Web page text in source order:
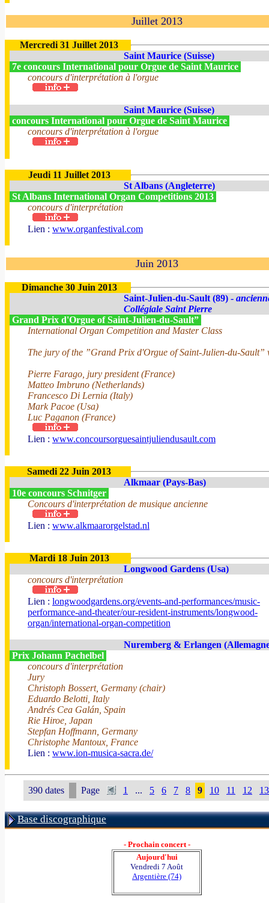
Juillet 2013
Mercredi 31 Juillet 2013
Saint Maurice (Suisse)
7e concours International pour Orgue de Saint Maurice
concours d'interprétation à l'orgue
Saint Maurice (Suisse)
concours International pour Orgue de Saint Maurice
concours d'interprétation à l'orgue
Jeudi 11 Juillet 2013
St Albans (Angleterre)
St Albans International Organ Competitions 2013
concours d'interprétation
Lien : www.organfestival.com
Juin 2013
Dimanche 30 Juin 2013
Saint-Julien-du-Sault (89) -
Collégiale Saint Pierre
Grand Prix d'Orgue of Saint-Julien-du-Sault”
International Organ Competition and Master Class
The jury of the ”Grand Prix d'Orgue of Saint-Julien-du-Sault”
Pierre Farago, jury president (France)
Matteo Imbruno (Netherlands)
Francesco Di Lernia (Italy)
Mark Pacoe (Usa)
Luc Paganon (France)
Lien : www.concoursorguesaintjuliendusault.com
Samedi 22 Juin 2013
Alkmaar (Pays-Bas)
10e concours Schnitger
Concours d'interprétation de musique ancienne
Lien : www.alkmaarorgelstad.nl
Mardi 18 Juin 2013
Longwood Gardens (Usa)
concours d'interprétation
Lien : longwoodgardens.org/events-and-performances/music-
performance-and-theater/our-resident-instruments/longwood-
organ/international-organ-competition
Nuremberg & Erlangen
Prix Johann Pachelbel
concours d'interprétation
Jury
Christoph Bossert, Germany (chair)
Eduardo Belotti, Italy
Andrés Cea Galán, Spain
Rie Hiroe, Japan
Stepfan Hoffmann, Germany
Christophe Mantoux, France
Lien : www.ion-musica-sacra.de/
390 dates Page 1 ... 5 6 7 8 9 10 11 12 13
Base discographique
- Prochain concert -
Aujourd'hui
Vendredi 7 Août
Argentière (74)